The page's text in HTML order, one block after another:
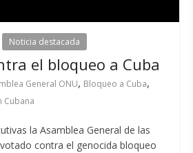
Noticia destacada
el bloqueo a Cuba
General ONU, Bloqueo a Cuba,
Cubana
la Asamblea General de las
contra el genocida bloqueo